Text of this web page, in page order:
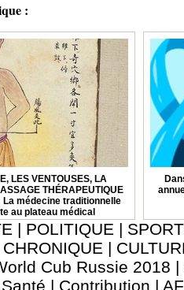
:
LES VENTOUSES, LA
THÉRAPEUTIQUE
La médecine traditionnelle
au plateau médical
| POLITIQUE |
CHRONIQUE |
Cub Russie 2018 |
Santé | Contribution |